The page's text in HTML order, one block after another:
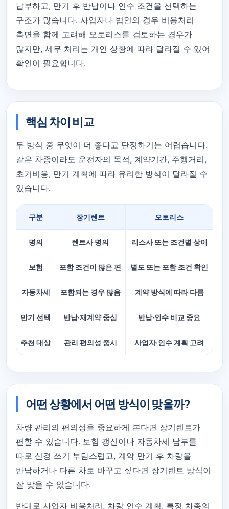
납부하고, 만기 후 반납이나 인수 조건을 선택하는
구조가 많습니다. 사업자나 법인의 경우 비용처리
측면을 함께 고려해 오토리스를 검토하는 경우가
많지만, 세무 처리는 개인 상황에 따라 달라질 수 있어
확인이 필요합니다.
핵심 차이 비교
두 방식 중 무엇이 더 좋다고 단정하기는 어렵습니다.
같은 차종이라도 운전자의 목적, 계약기간, 주행거리,
초기비용, 만기 계획에 따라 유리한 방식이 달라질 수
있습니다.
구분 장기렌트 오토리스
명의 렌트사 명의 리스사 또는 조건별 상이
보험 포함 조건이 많은 편 별도 또는 포함 조건 확인
자동차세 포함되는 경우 많음 계약 방식에 따라 다름
만기 선택 반납·재계약 중심 반납·인수 비교 중요
추천 대상 관리 편의성 중시 사업자·인수 계획 고려
어떤 상황에서 어떤 방식이 맞을까?
차량 관리의 편의성을 중요하게 본다면 장기렌트가
편할 수 있습니다. 보험 갱신이나 자동차세 납부를
따로 신경 쓰기 부담스럽고, 계약 만기 후 차량을
반납하거나 다른 차로 바꾸고 싶다면 장기렌트 방식이
잘 맞을 수 있습니다.
반대로 사업자 비용처리, 차량 인수 계획, 특정 차종의